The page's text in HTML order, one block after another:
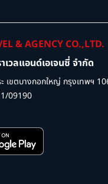
& AGENCY CO.,LTD.
วลแอนด์เอเจนซี่ จำกัด
ขตบางกอกใหญ่ กรุงเทพฯ
09190